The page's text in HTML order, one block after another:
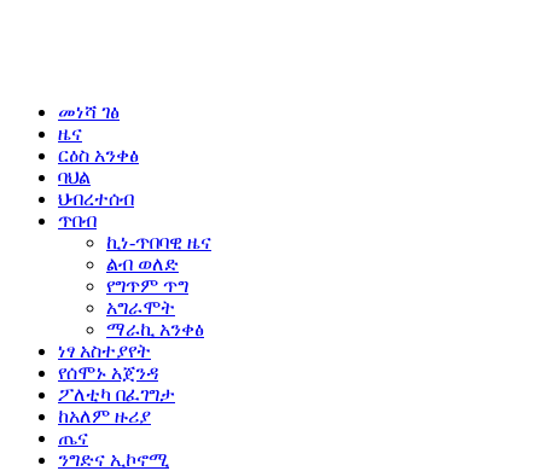
መነሻ ገፅ
ዜና
ርዕስ አንቀፅ
ባህል
ህብረተሰብ
ጥበብ
ኪነ-ጥበባዊ ዜና
ልብ ወለድ
የግጥም ጥግ
አግራሞት
ማራኪ አንቀፅ
ነፃ አስተያየት
የሰሞኑ አጀንዳ
ፖለቲካ በፈገግታ
ከአለም ዙሪያ
ጤና
ንግድና ኢኮኖሚ